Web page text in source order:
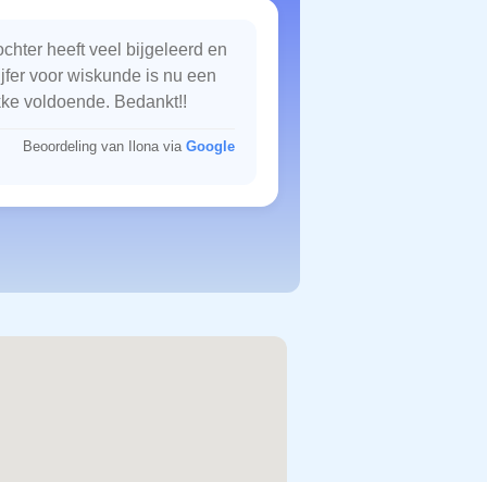
heeft veel bijgeleerd en
voor wiskunde is nu een
voldoende. Bedankt!!
Beoordeling van Ilona via Google